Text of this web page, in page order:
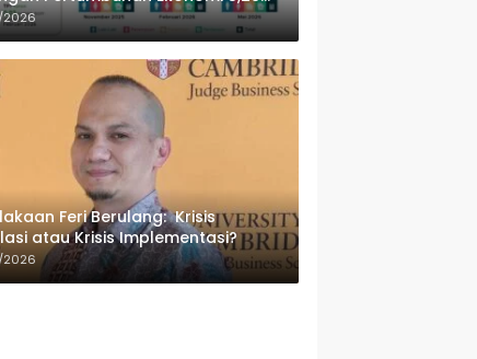
Feri Berulang: Krisis
atau Krisis Implementasi?